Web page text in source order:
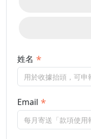
姓名
Email